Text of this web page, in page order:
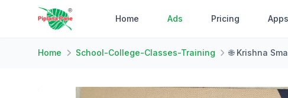
Home Ads Pricing Apps
Home School-College-Classes-Training 🌐 Krishna